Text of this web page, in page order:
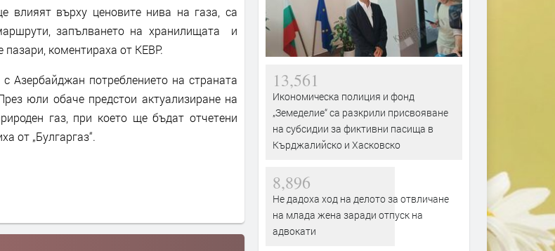
влияят върху ценовите нива на газа, са
запълването на хранилищата и
пазари, коментираха от КЕВР.
Азербайджан потреблението на страната
юли обаче предстои актуализиране на
газ, при което ще бъдат отчетени
от „Булгаргаз“.
13,561
Икономическа полиция и фонд
„Земеделие“ са разкрили присвояване
на субсидии за фиктивни пасища в
Кърджалийско и Хасковско
8,896
Не дадоха ход на делото за отвличане
на млада жена заради отпуск на
адвокати